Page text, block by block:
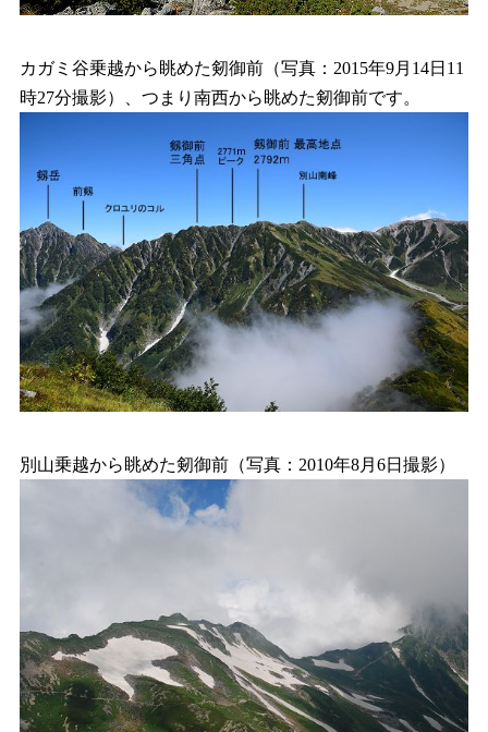
カガミ谷乗越から眺めた剱御前（写真：2015年9月14日11
時27分撮影）、つまり南西から眺めた剱御前です。
別山乗越から眺めた剱御前（写真：2010年8月6日撮影）